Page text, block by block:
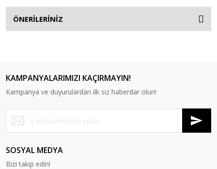
ÖNERİLERİNİZ
KAMPANYALARIMIZI KAÇIRMAYIN!
Kampanya ve duyurulardan ilk siz haberdar olun!
SOSYAL MEDYA
Bizi takip edin!